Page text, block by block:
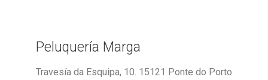
Peluquería Marga
Travesía da Esquipa, 10. 15121 Ponte do Porto